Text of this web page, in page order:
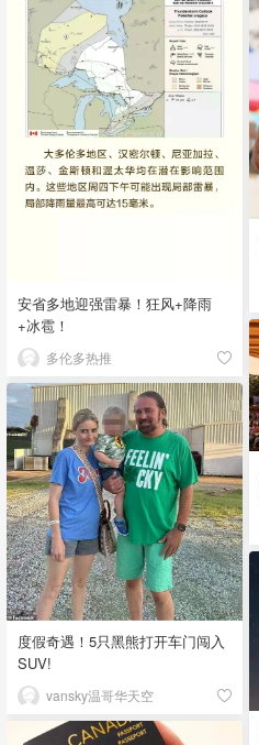
安省多地迎强雷暴！狂风+降雨
+冰雹！
多伦多热推
度假奇遇！5只黑熊打开车门闯入
SUV!
vansky温哥华天空